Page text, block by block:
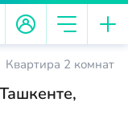
Квартира 2 комнаты